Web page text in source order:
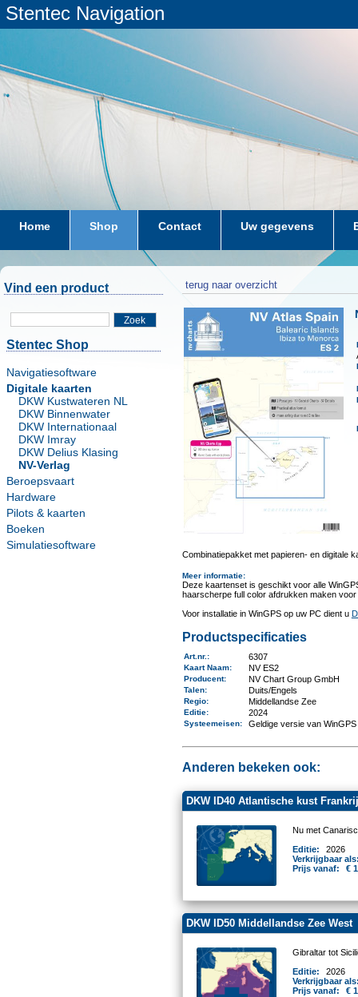
Stentec Navigation
Home Shop Contact Uw gegevens
Vind een product
Zoek
Stentec Shop
Navigatiesoftware
Digitale kaarten
DKW Kustwateren NL
DKW Binnenwater
DKW Internationaal
DKW Imray
DKW Delius Klasing
NV-Verlag
Beroepsvaart
Hardware
Pilots & kaarten
Boeken
Simulatiesoftware
terug naar overzicht
Combinatiepakket met papieren- en digitale
Meer informatie:
Deze kaartenset is geschikt voor alle
haarscherpe full color afdrukken maken
Voor installatie in WinGPS op uw PC dient u
Productspecificaties
Art.nr. : 6307
Kaart Naam: NV ES2
Producent: NV Chart Group GmbH
Talen: Duits/Engels
Regio: Middellandse Zee
Editie: 2024
Systeemeisen: Geldige versie van WinGPS
Anderen bekeken ook:
DKW ID40 Atlantische kust
Nu met
Editie:
2026
Verkrijgbaar
Prijs vanaf:
€
DKW ID50 Middellandse Zee West
Gibraltar tot
Editie:
2026
Verkrijgbaar
Prijs vanaf:
€